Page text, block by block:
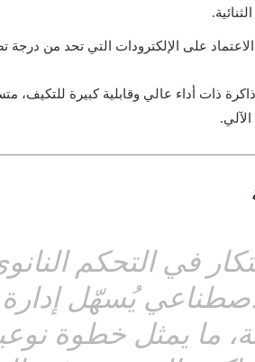
على الإلكترودات التي تحد من درجة
ذات أداء عالي وقابلية كبيرة للتكيف،
في التحكم
يُسهّل إدارة
ما يمثل خطوة